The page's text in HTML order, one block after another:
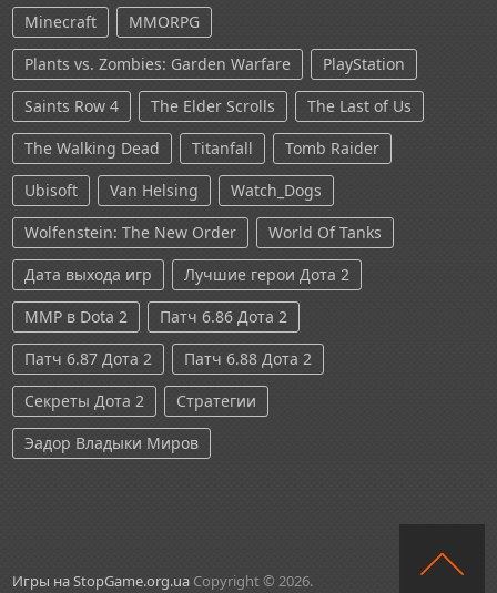
Minecraft
MMORPG
Plants vs. Zombies: Garden Warfare
PlayStation
Saints Row 4
The Elder Scrolls
The Last of Us
The Walking Dead
Titanfall
Tomb Raider
Ubisoft
Van Helsing
Watch_Dogs
Wolfenstein: The New Order
World Of Tanks
Дата выхода игр
Лучшие герои Дота 2
ММР в Dota 2
Патч 6.86 Дота 2
Патч 6.87 Дота 2
Патч 6.88 Дота 2
Секреты Дота 2
Стратегии
Эадор Владыки Миров
Игры на StopGame.org.ua Copyright © 2026.